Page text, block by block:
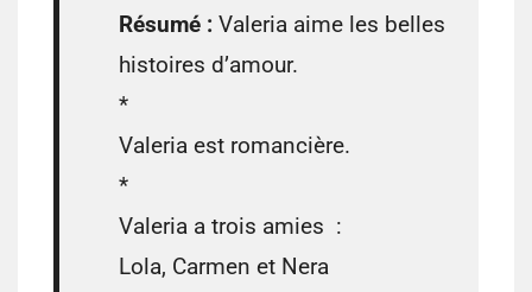
Résumé : Valeria aime les belles
histoires d’amour.
*
Valeria est romancière.
*
Valeria a trois amies :
Lola, Carmen et Nera